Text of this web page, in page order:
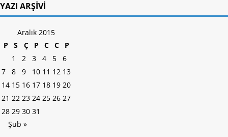
YAZI ARŞIVI
Aralık 2015
P
S Ç P C C
P
1
2 3 4 5
6
7
8 9 10 11 12 13
14 15 16 17 18 19 20
21 22 23 24 25 26 27
28 29 30 31
Şub »